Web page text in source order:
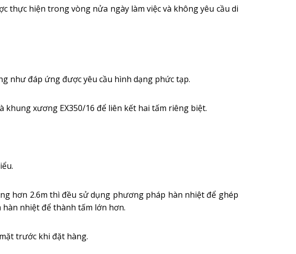
thực hiện trong vòng nửa ngày làm việc và không yêu cầu di
như đáp ứng được yêu cầu hình dạng phức tạp.
khung xương EX350/16 để liên kết hai tấm riêng biệt.
hơn 2.6m thì đều sử dụng phương pháp hàn nhiệt để ghép
nhiệt để thành tấm lớn hơn.
trước khi đặt hàng.